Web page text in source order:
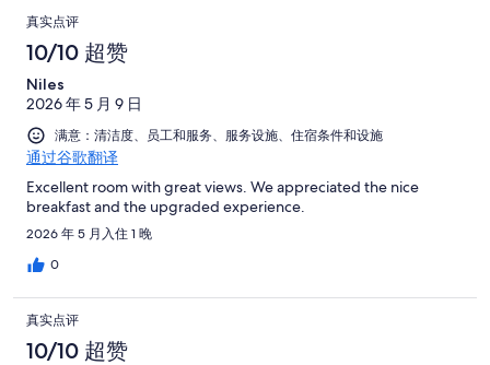
真实点评
10/10 超赞
Niles
2026 年 5 月 9 日
满意：清洁度、员工和服务、服务设施、住宿条件和设施
通过谷歌翻译
Excellent room with great views. We appreciated the nice
breakfast and the upgraded experience.
2026 年 5 月入住 1 晚
0
真实点评
10/10 超赞